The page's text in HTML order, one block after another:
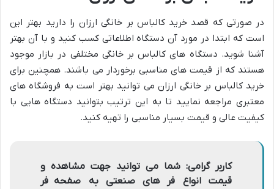
در صورتی که قصد خرید کالباس بر خانگی ارزان را دارید بهتر این
است که ابتدا در مورد آن دستگاه اطلاعاتی کسب کنید و با آن بهتر
آشنا شوید. دستگاه های کالباس بر خانگی مختلفی در بازار موجود
هستند که از قیمت های مناسبی برخوردار می باشند. همچنین برای
خرید کالباس بر خانگی ارزان می توانید بهتر است به فروشگاه های
معتبری مراجعه نمایید تا به این ترتیب بتوانید دستگاه هایی با
کیفیت عالی و قیمت بسیار مناسبی را تهیه کنید.
کاربر گرامی: شما می توانید جهت مشاهده و
قیمت انواع فر های صنعتی به صفحه فر